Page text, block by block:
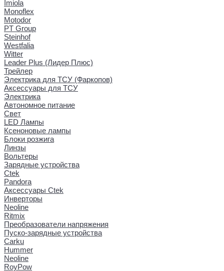
Imiola
Monoflex
Motodor
PT Group
Steinhof
Westfalia
Witter
Leader Plus (Лидер Плюс)
Трейлер
Электрика для ТСУ (Фаркопов)
Аксессуары для ТСУ
Электрика
Автономное питание
Свет
LED Лампы
Ксеноновые лампы
Блоки розжига
Линзы
Вольтеры
Зарядные устройства
Ctek
Pandora
Аксессуары Ctek
Инверторы
Neoline
Ritmix
Преобразователи напряжения
Пуско-зарядные устройства
Carku
Hummer
Neoline
RoyPow